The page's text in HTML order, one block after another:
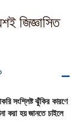
জিজ্ঞাসিত
সংশ্লিষ্ট ঝুঁকির কারণে
করা হয় জানতে চাইলে